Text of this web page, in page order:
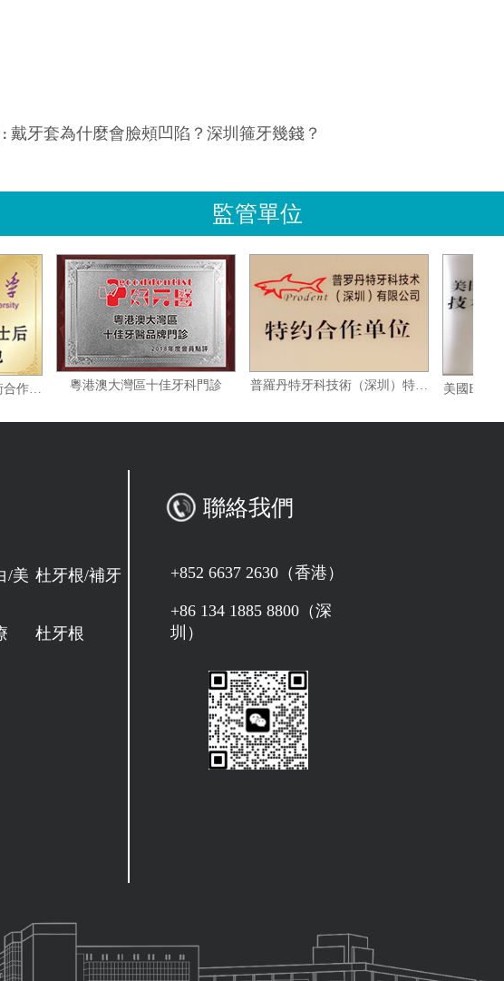
戴牙套為什麼會臉頰凹陷？深圳箍牙幾錢？
監管單位
深圳研究生院博士後學術合作基地 粵港澳大灣區十佳牙科門診 普羅丹特牙科技術（深圳）特約合作單位
/美 杜牙根/補牙
杜牙根
聯絡我們
+852 6637 2630（香港）
+86 134 1885 8800（深
圳）